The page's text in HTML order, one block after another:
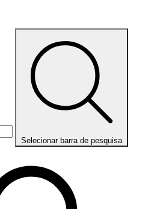
Selecionar barra de pesquisa